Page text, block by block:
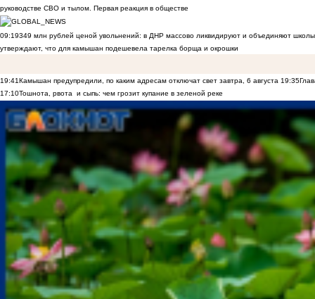
руководстве СВО и тылом. Первая реакция в обществе
09:19349 млн рублей ценой увольнений: в ДНР массово ликвидируют и объединяют
утверждают, что для камышан подешевела тарелка борща и окрошки
19:41Камышан предупредили, по каким адресам отключат свет завтра, 6 августа 19:35
17:10Тошнота, рвота и сыпь: чем грозит купание в зеленой реке